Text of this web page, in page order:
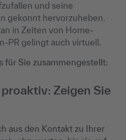
und seine
gekonnt hervorzuheben.
in Zeiten von Home-
PR gelingt auch virtuell.
für Sie zusammengestellt:
proaktiv: Zeigen Sie
aus den Kontakt zu Ihrer